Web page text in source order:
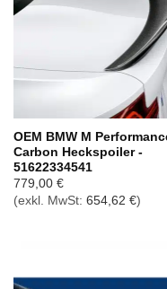
OEM BMW M
Carbon Heckspoiler -
51622334541
779,00 €
(exkl. MwSt: 654,62 €)